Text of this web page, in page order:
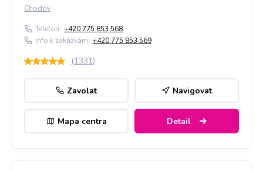
Chodov
Telefon: +420 775 853 568
Info k zakázkám: +420 775 853 569
(1331)
Zavolat Navigovat
Mapa centra Detail